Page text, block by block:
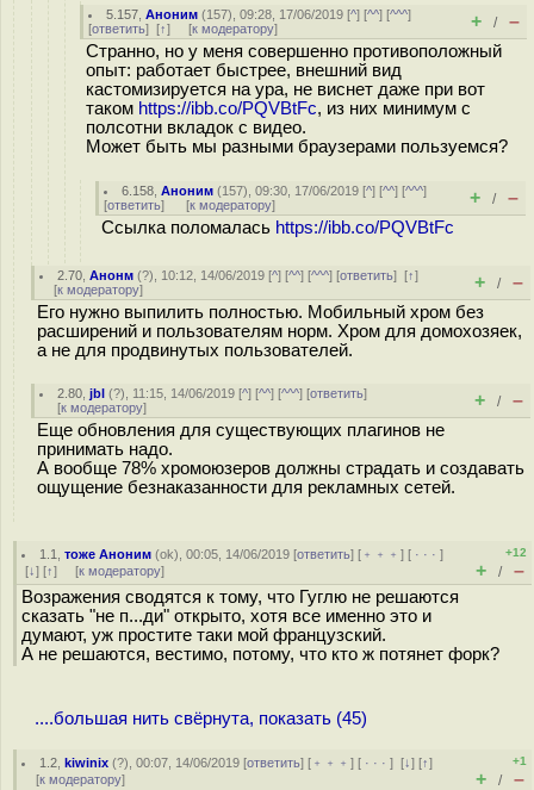
5.157 ,Аноним (157), 09:28, 17/06/2019 [^] [^^] [^^^]
[ответить] [↑] [к модератору] + / –
Странно, но у меня совершенно противоположный
опыт: работает быстрее, внешний вид
кастомизируется на ура, не виснет даже при вот
таком https://ibb.co/PQVBtFc, из них минимум с
полсотни вкладок с видео.
Может быть мы разными браузерами пользуемся?
6.158 ,Аноним (157), 09:30, 17/06/2019 [^] [^^] [^^^]
[ответить] [к модератору] + / –
Ссылка поломалась https://ibb.co/PQVBtFc
2.70 ,Анонм (?), 10:12, 14/06/2019 [^] [^^] [^^^] [ответить][↑]
[к модератору] + / –
Его нужно выпилить полностью. Мобильный хром без
расширений и пользователям норм. Хром для домохозяек,
а не для продвинутых пользователей.
2.80 ,jbl (?), 11:15, 14/06/2019 [^] [^^] [^^^] [ответить]
[к модератору] + / –
Еще обновления для существующих плагинов не
принимать надо.
А вообще 78% хромоюзеров должны страдать и создавать
ощущение безнаказанности для рекламных сетей.
1.1 ,тоже Аноним (ok), 00:05, 14/06/2019 [ответить] [ ﹢﹢﹢] [ · · ·]
[↓] [↑] [к модератору]
+12
+ / –
Возражения сводятся к тому, что Гуглю не решаются
сказать "не п...ди" открыто, хотя все именно это и
думают, уж простите таки мой французский.
А не решаются, вестимо, потому, что кто ж потянет форк?
....большая нить свёрнута, показать (45)
1.2 ,kiwinix (?), 00:07, 14/06/2019 [ответить] [ ﹢﹢﹢] [ · · ·][↓] [↑]
[к модератору]
+1
+ / –